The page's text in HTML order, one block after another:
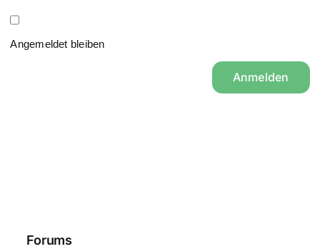
Angemeldet bleiben
Anmelden
Forums